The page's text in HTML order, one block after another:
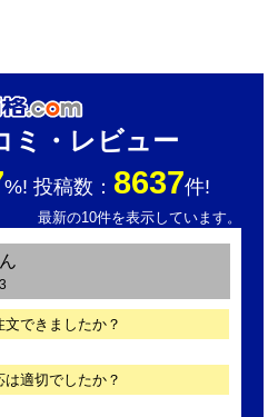
ミ・レビュー
%! 投稿数： 8637件!
最新の10件を表示しています。
ん
できましたか？
適切でしたか？